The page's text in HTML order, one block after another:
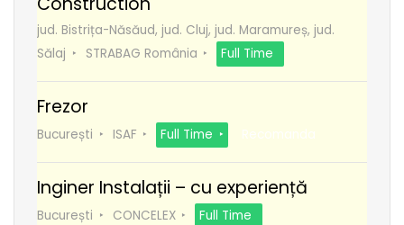
jud. Bistrița-Năsăud, jud. Cluj, jud. Maramureș, jud.
Sălaj
STRABAG România Full Time
Frezor
București ISAF Full Time Recomanda
Inginer Instalații – cu experiență
București CONCELEX Full Time